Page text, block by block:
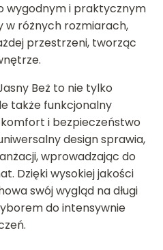
wygodnym i praktycznym
w różnych rozmiarach,
przestrzeni, tworząc
Beż to nie tylko
także funkcjonalny
i bezpieczeństwo
design sprawia,
wprowadzając do
Dzięki wysokiej jakości
swój wygląd na długi
do intensywnie